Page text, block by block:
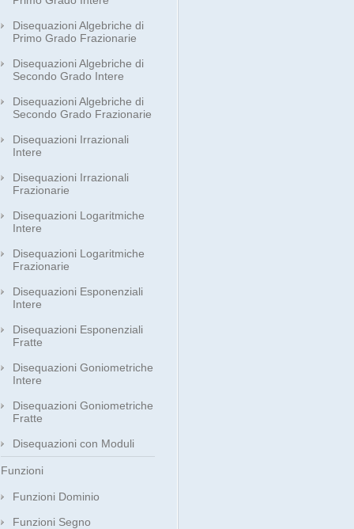
Disequazioni Algebriche di
Primo Grado Frazionarie
Disequazioni Algebriche di
Secondo Grado Intere
Disequazioni Algebriche di
Secondo Grado Frazionarie
Disequazioni Irrazionali
Intere
Disequazioni Irrazionali
Frazionarie
Disequazioni Logaritmiche
Intere
Disequazioni Logaritmiche
Frazionarie
Disequazioni Esponenziali
Intere
Disequazioni Esponenziali
Fratte
Disequazioni Goniometriche
Intere
Disequazioni Goniometriche
Fratte
Disequazioni con Moduli
Funzioni
Funzioni Dominio
Funzioni Segno